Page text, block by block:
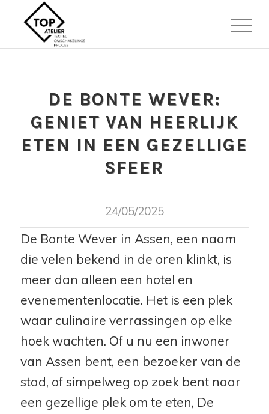
DE BONTE WEVER:
GENIET VAN HEERLIJK
ETEN IN EEN GEZELLIGE
SFEER
24/05/2025
De Bonte Wever in Assen, een naam
die velen bekend in de oren klinkt, is
meer dan alleen een hotel en
evenementenlocatie. Het is een plek
waar culinaire verrassingen op elke
hoek wachten. Of u nu een inwoner
van Assen bent, een bezoeker van de
stad, of simpelweg op zoek bent naar
een gezellige plek om te eten, De